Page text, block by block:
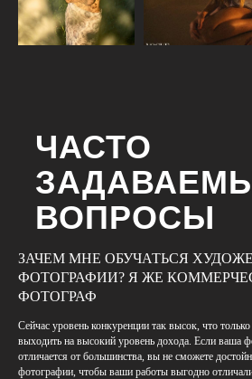
ЧАСТО
ВОПРОСЫ
ЗАЧЕМ МНЕ ОБУЧАТЬСЯ
ФОТОГРАФИИ? Я ЖЕ
ФОТОГРАФ
Сейчас уровень конкуренции так высок, что
выходить на высокий уровень дохода. Если ваша
отличается от большинства, вы не сможете
фотографии, чтобы ваши работы выгодно